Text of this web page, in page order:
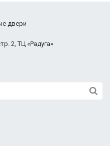
2, ТЦ «Радуга»
двери